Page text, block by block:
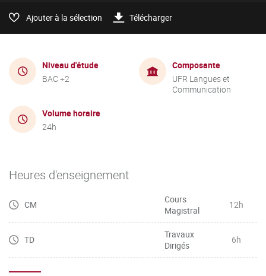
Ajouter à la sélection Télécharger
Niveau d'étude
BAC +2
Composante
UFR Langues et
Communication
Volume horaire
24h
Heures d'enseignement
CM
Cours
Magistral
12h
TD
Travaux
Dirigés
6h